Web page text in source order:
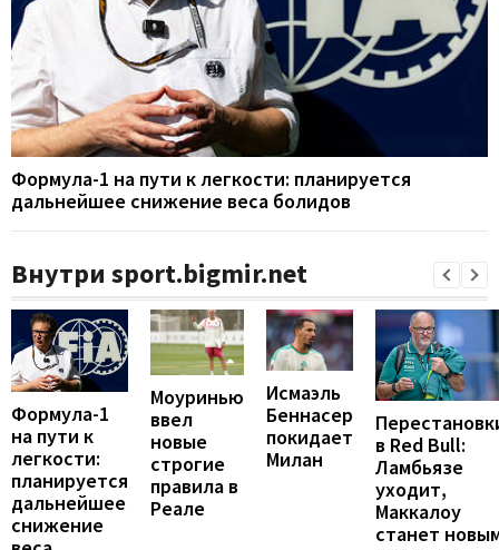
Формула-1 на пути к легкости: планируется
дальнейшее снижение веса болидов
Внутри sport.bigmir.net
Формула-1
на пути к
легкости:
планируется
дальнейшее
снижение
Моуринью
ввел
новые
строгие
правила в
Реале
Исмаэль
Беннасер
покидает
Милан
в Red Bull:
Ламбьязе
уходит,
Маккалоу
станет